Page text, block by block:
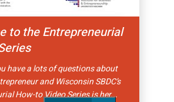
to the Entrepreneurial
have a lots of questions about
and Wisconsin SBDC’s
How-to Video Series is her...